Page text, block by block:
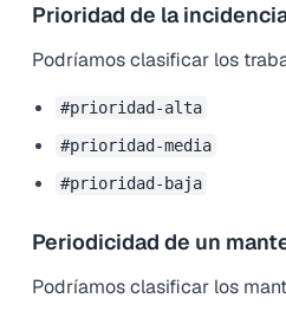
Prioridad de la
Podríamos clasificar los
#prioridad-alta
#prioridad-media
#prioridad-baja
Periodicidad de un
Podríamos clasificar los